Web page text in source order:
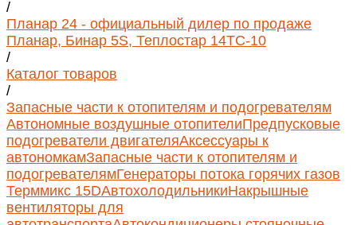
/
Планар 24 - официальный дилер по продаже
Планар, Бинар 5S, Теплостар 14ТС-10
/
Каталог товаров
/
Запасные части к отопителям и подогревателям
Автономные воздушные отопителиПредпусковые
подогреватели двигателяАксессуары к
автономкамЗапасные части к отопителям и
подогревателямГенераторы потока горячих газов
Терммикс 15DАвтохолодильникиНакрышные
вентиляторы для